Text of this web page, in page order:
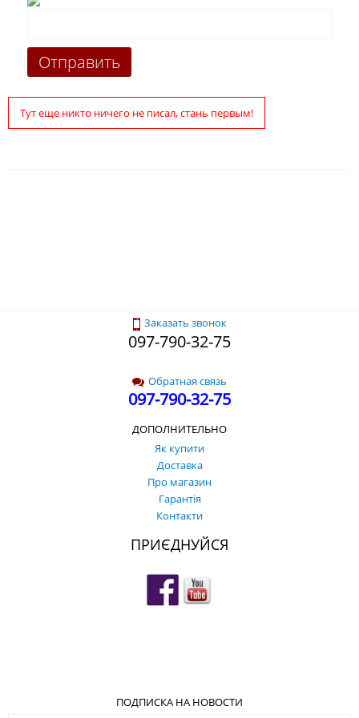
Тут еще никто ничего не писал, стань первым!
Заказать звонок
097-790-32-75
Обратная связь
097-790-32-75
ДОПОЛНИТЕЛЬНО
Як купити
Доставка
Про магазин
Гарантія
Контакти
ПРИЄДНУЙСЯ
ПОДПИСКА НА НОВОСТИ